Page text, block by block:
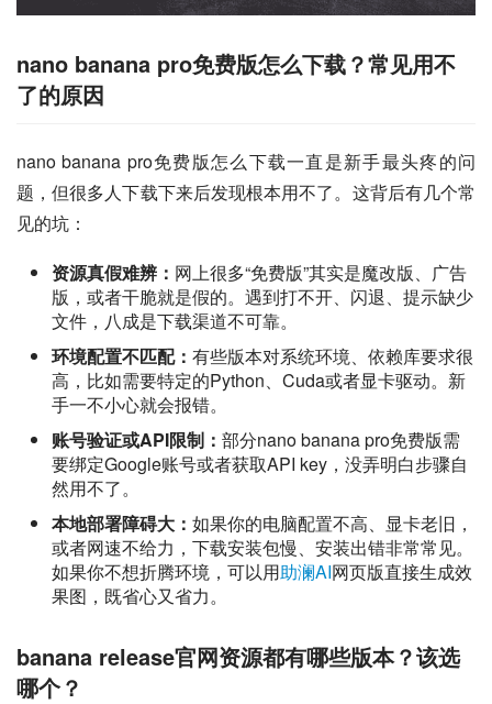
nano banana pro免费版怎么下载？常见用不
了的原因
nano banana pro免费版怎么下载一直是新手最头疼的问
题，但很多人下载下来后发现根本用不了。这背后有几个常
见的坑：
资源真假难辨： 网上很多“免费版”其实是魔改版、广告
版，或者干脆就是假的。遇到打不开、闪退、提示缺少
文件，八成是下载渠道不可靠。
环境配置不匹配： 有些版本对系统环境、依赖库要求很
高，比如需要特定的Python、Cuda或者显卡驱动。新
手一不小心就会报错。
账号验证或API限制： 部分nano banana pro免费版需
要绑定Google账号或者获取API key，没弄明白步骤自
然用不了。
本地部署障碍大： 如果你的电脑配置不高、显卡老旧，
或者网速不给力，下载安装包慢、安装出错非常常见。
如果你不想折腾环境，可以用助澜AI网页版直接生成效
果图，既省心又省力。
banana release官网资源都有哪些版本？该选
哪个？